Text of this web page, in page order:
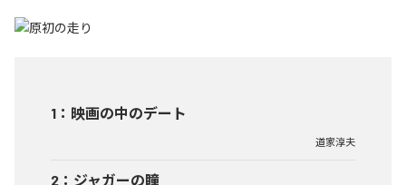
1 ： 映画の中のデート
道家淳夫
2 ： ジャガーの瞳